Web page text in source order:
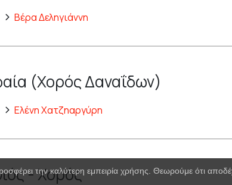
Βέρα Δεληγιάννη
(Χορός Δαναΐδων)
Ελένη Χατζηαργύρη
- Χορός
την καλύτερη εμπειρία χρήσης. Θεωρούμε ότι